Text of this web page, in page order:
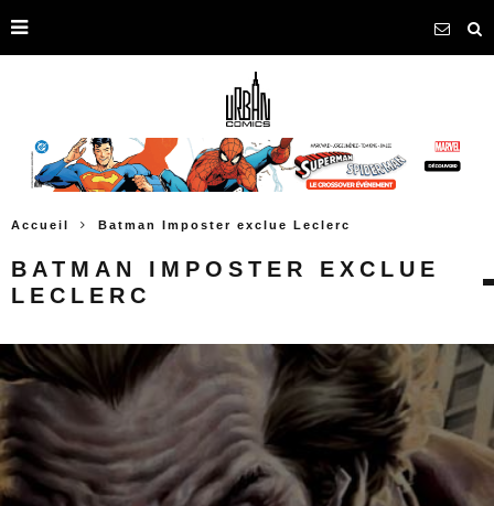
Accueil Batman Imposter exclue Leclerc
BATMAN IMPOSTER EXCLUE
LECLERC